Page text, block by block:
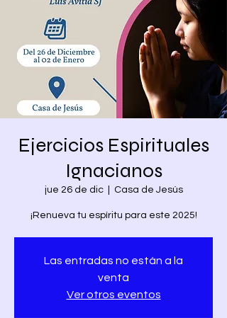
Ejercicios Espirituales
Ignacianos
jue 26 de dic
  |
Casa de Jesús
¡Renueva tu espíritu para este 2025!
Las entradas no están a la
venta
Ver otros eventos